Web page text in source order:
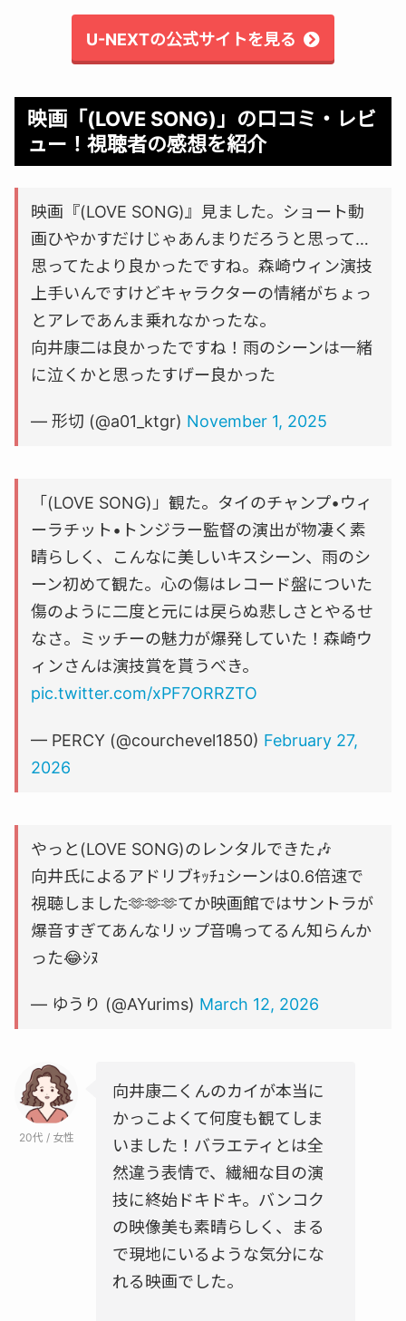
U-NEXTの公式サイトを見る
映画「(LOVE SONG)」の口コミ・レビ
ュー！視聴者の感想を紹介
映画『(LOVE SONG)』見ました。ショート動
画ひやかすだけじゃあんまりだろうと思って…
思ってたより良かったですね。森崎ウィン演技
上手いんですけどキャラクターの情緒がちょっ
とアレであんま乗れなかったな。
向井康二は良かったですね！雨のシーンは一緒
に泣くかと思ったすげー良かった
— 形切 (@a01_ktgr) November 1, 2025
「(LOVE SONG)」観た。タイのチャンプ•ウィ
ーラチット•トンジラー監督の演出が物凄く素
晴らしく、こんなに美しいキスシーン、雨のシ
ーン初めて観た。心の傷はレコード盤についた
傷のように二度と元には戻らぬ悲しさとやるせ
なさ。ミッチーの魅力が爆発していた！森崎ウ
ィンさんは演技賞を貰うべき。
pic.twitter.com/xPF7ORRZTO
— PERCY (@courchevel1850) February 27,
2026
やっと(LOVE SONG)のレンタルできた🎶
向井氏によるアドリブｷｯﾁｭシーンは0.6倍速で
視聴しました🫶🫶🫶てか映画館ではサントラが
爆音すぎてあんなリップ音鳴ってるん知らんか
った😂ｼﾇ
— ゆうり (@AYurims) March 12, 2026
20代 / 女性
向井康二くんのカイが本当に
かっこよくて何度も観てしま
いました！バラエティとは全
然違う表情で、繊細な目の演
技に終始ドキドキ。バンコク
の映像美も素晴らしく、まる
で現地にいるような気分にな
れる映画でした。